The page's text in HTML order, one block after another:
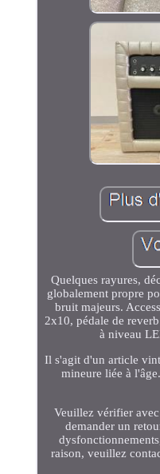
Quelques rayures,
globalement propre
bruit majeurs.
2x10, pédale de
à niveau
Il s'agit d'un article
mineure liée à
Veuillez vérifier
demander un
raison, veuillez